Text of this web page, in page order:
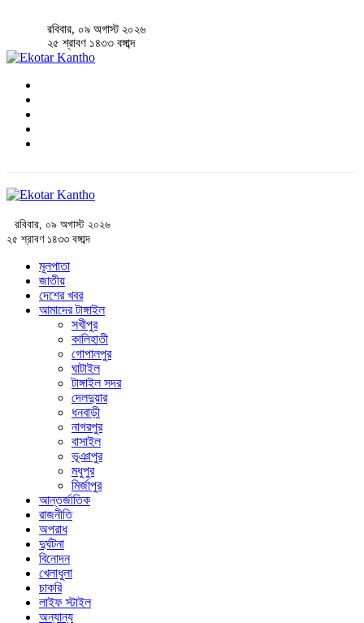
রবিবার, ০৯ অগাস্ট ২০২৬
২৫ শ্রাবণ ১৪৩৩ বঙ্গাব্দ
রবিবার, ০৯ অগাস্ট ২০২৬
২৫ শ্রাবণ ১৪৩৩ বঙ্গাব্দ
মূলপাতা
জাতীয়
দেশের খবর
আমাদের টাঙ্গাইল
সখীপুর
কালিহাতী
গোপালপুর
ঘাটাইল
টাঙ্গাইল সদর
দেলদুয়ার
ধনবাড়ী
নাগরপুর
বাসাইল
ভূঞাপুর
মধুপুর
মির্জাপুর
আন্তর্জাতিক
রাজনীতি
অপরাধ
দুর্ঘটনা
বিনোদন
খেলাধুলা
চাকরি
লাইফ স্টাইল
অন্যান্য